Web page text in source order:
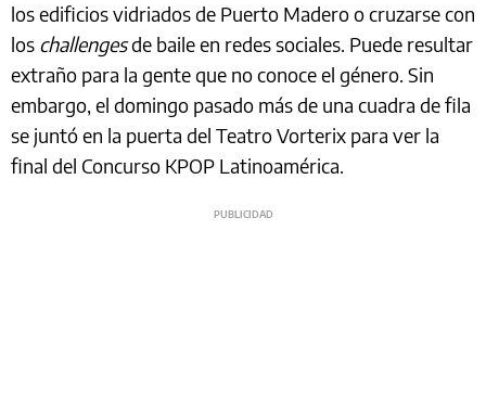
los edificios vidriados de Puerto Madero o cruzarse con
los challengesde baile en redes sociales. Puede resultar
extraño para la gente que no conoce el género. Sin
embargo, el domingo pasado más de una cuadra de fila
se juntó en la puerta del Teatro Vorterix para ver la
final del Concurso KPOP Latinoamérica.